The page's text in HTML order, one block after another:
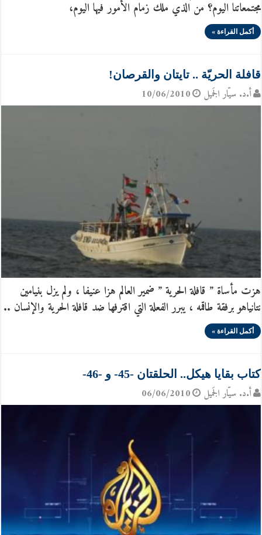
مجتمعاتنا اليوم؟ من الذي ملك زمام الأمور فيها اليوم،
أكمل القراءة »
قافلة الحريّة .. تايتان والقرصان!
أ.د. سيّار الجَميل 10/06/2010
هزت مأساة ” قافلة الحرية ” ضمير العالم هزا عنيفا ، ولم يزل بنيامين
نتانياهو برفقة طاقمه ، يبرر الفعلة التي اقترفها ضد قافلة الحرية والإنسان ..
أكمل القراءة »
كتاب بقايا هيكل.. الحلقتان -45- و -46-
أ.د. سيّار الجَميل 06/06/2010